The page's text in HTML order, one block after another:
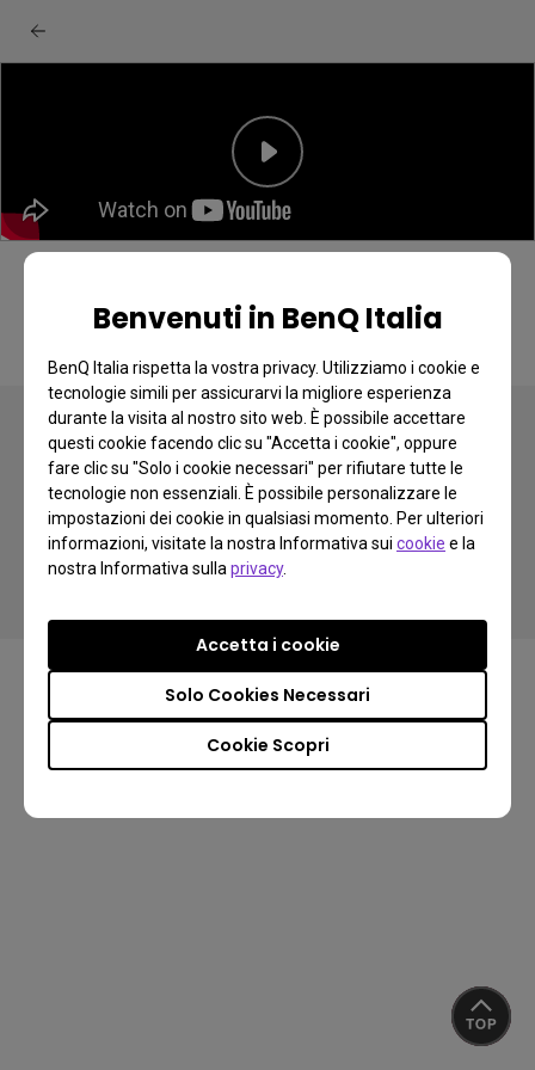
Benvenuti in BenQ Italia
BenQ Italia rispetta la vostra privacy. Utilizziamo i cookie e
tecnologie simili per assicurarvi la migliore esperienza
durante la visita al nostro sito web. È possibile accettare
questi cookie facendo clic su "Accetta i cookie", oppure
fare clic su "Solo i cookie necessari" per rifiutare tutte le
tecnologie non essenziali. È possibile personalizzare le
impostazioni dei cookie in qualsiasi momento. Per ulteriori
informazioni, visitate la nostra Informativa sui cookie e la
nostra Informativa sulla privacy.
Cookie Scopri
Solo Cookies Necessari
Accetta i cookie
Copyright © 2024 BenQ. tutti i diritti riservati.
Politica sulla Riservatezza
Informazioni sui cookie